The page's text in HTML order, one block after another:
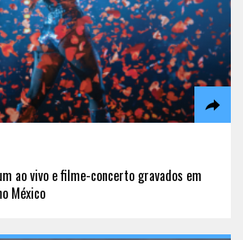
ao vivo e filme-concerto gravados em
México